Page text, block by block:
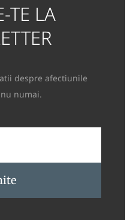
TE LA
despre afectiunile
numai.